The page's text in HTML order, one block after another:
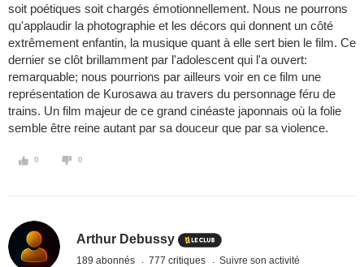
soit poétiques soit chargés émotionnellement. Nous ne pourrons
qu'applaudir la photographie et les décors qui donnent un côté
extrêmement enfantin, la musique quant à elle sert bien le film. Ce
dernier se clôt brillamment par l'adolescent qui l'a ouvert:
remarquable; nous pourrions par ailleurs voir en ce film une
représentation de Kurosawa au travers du personnage féru de
trains. Un film majeur de ce grand cinéaste japonnais où la folie
semble être reine autant par sa douceur que par sa violence.
0 0
Arthur Debussy
189 abonnés 777 critiques Suivre son activité